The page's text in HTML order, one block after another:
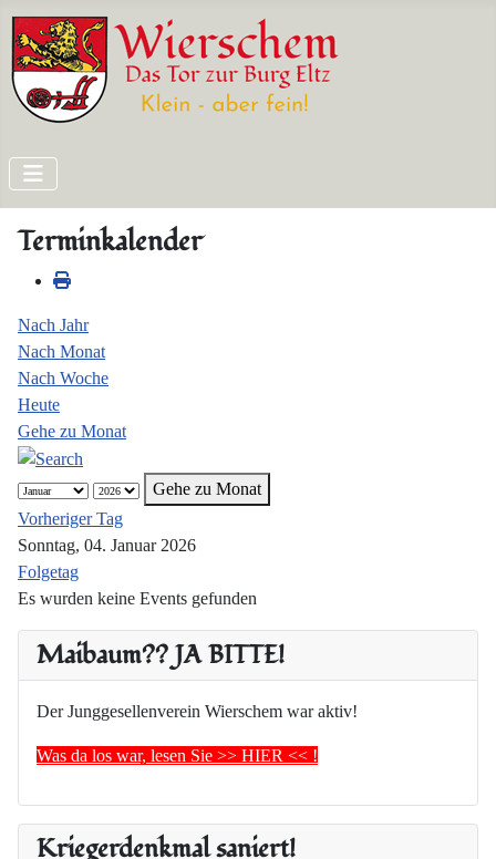
Maibaum?? JA BITTE!
Der Junggesellenverein Wierschem war aktiv!
Was da los war, lesen Sie >> HIER << !
Kriegerdenkmal saniert!
Terminkalender
Nach Jahr
Nach Monat
Nach Woche
Heute
Gehe zu Monat
Gehe zu Monat
Vorheriger Tag
Sonntag, 04. Januar 2026
Folgetag
Es wurden keine Events gefunden